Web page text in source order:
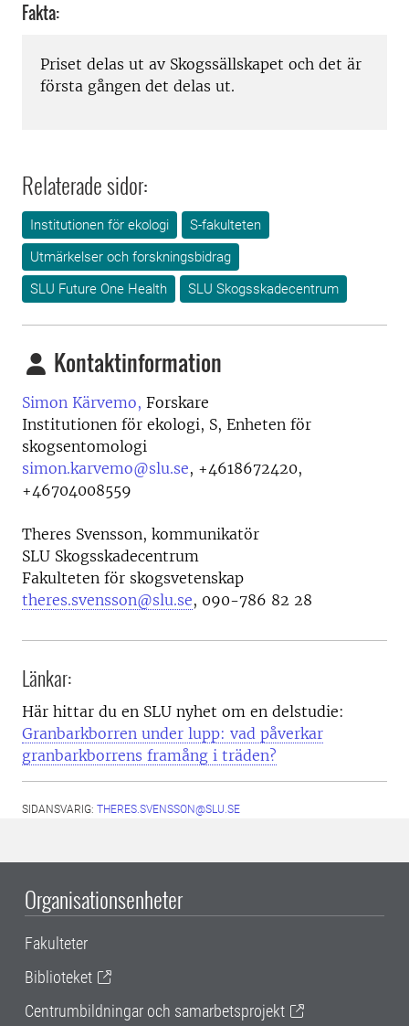
Fakta:
Priset delas ut av Skogssällskapet och det är
första gången det delas ut.
Relaterade sidor:
Institutionen för ekologi
S-fakulteten
Utmärkelser och forskningsbidrag
SLU Future One Health
SLU Skogsskadecentrum
Kontaktinformation
Simon Kärvemo, Forskare
Institutionen för ekologi, S, Enheten för
skogsentomologi
simon.karvemo@slu.se, +4618672420,
+46704008559
Theres Svensson, kommunikatör
SLU Skogsskadecentrum
Fakulteten för skogsvetenskap
theres.svensson@slu.se, 090-786 82 28
Länkar:
Här hittar du en SLU nyhet om en delstudie:
Granbarkborren under lupp: vad påverkar
granbarkborrens framång i träden?
SIDANSVARIG: THERES.SVENSSON@SLU.SE
Organisationsenheter
Fakulteter
Biblioteket
Centrumbildningar och samarbetsprojekt